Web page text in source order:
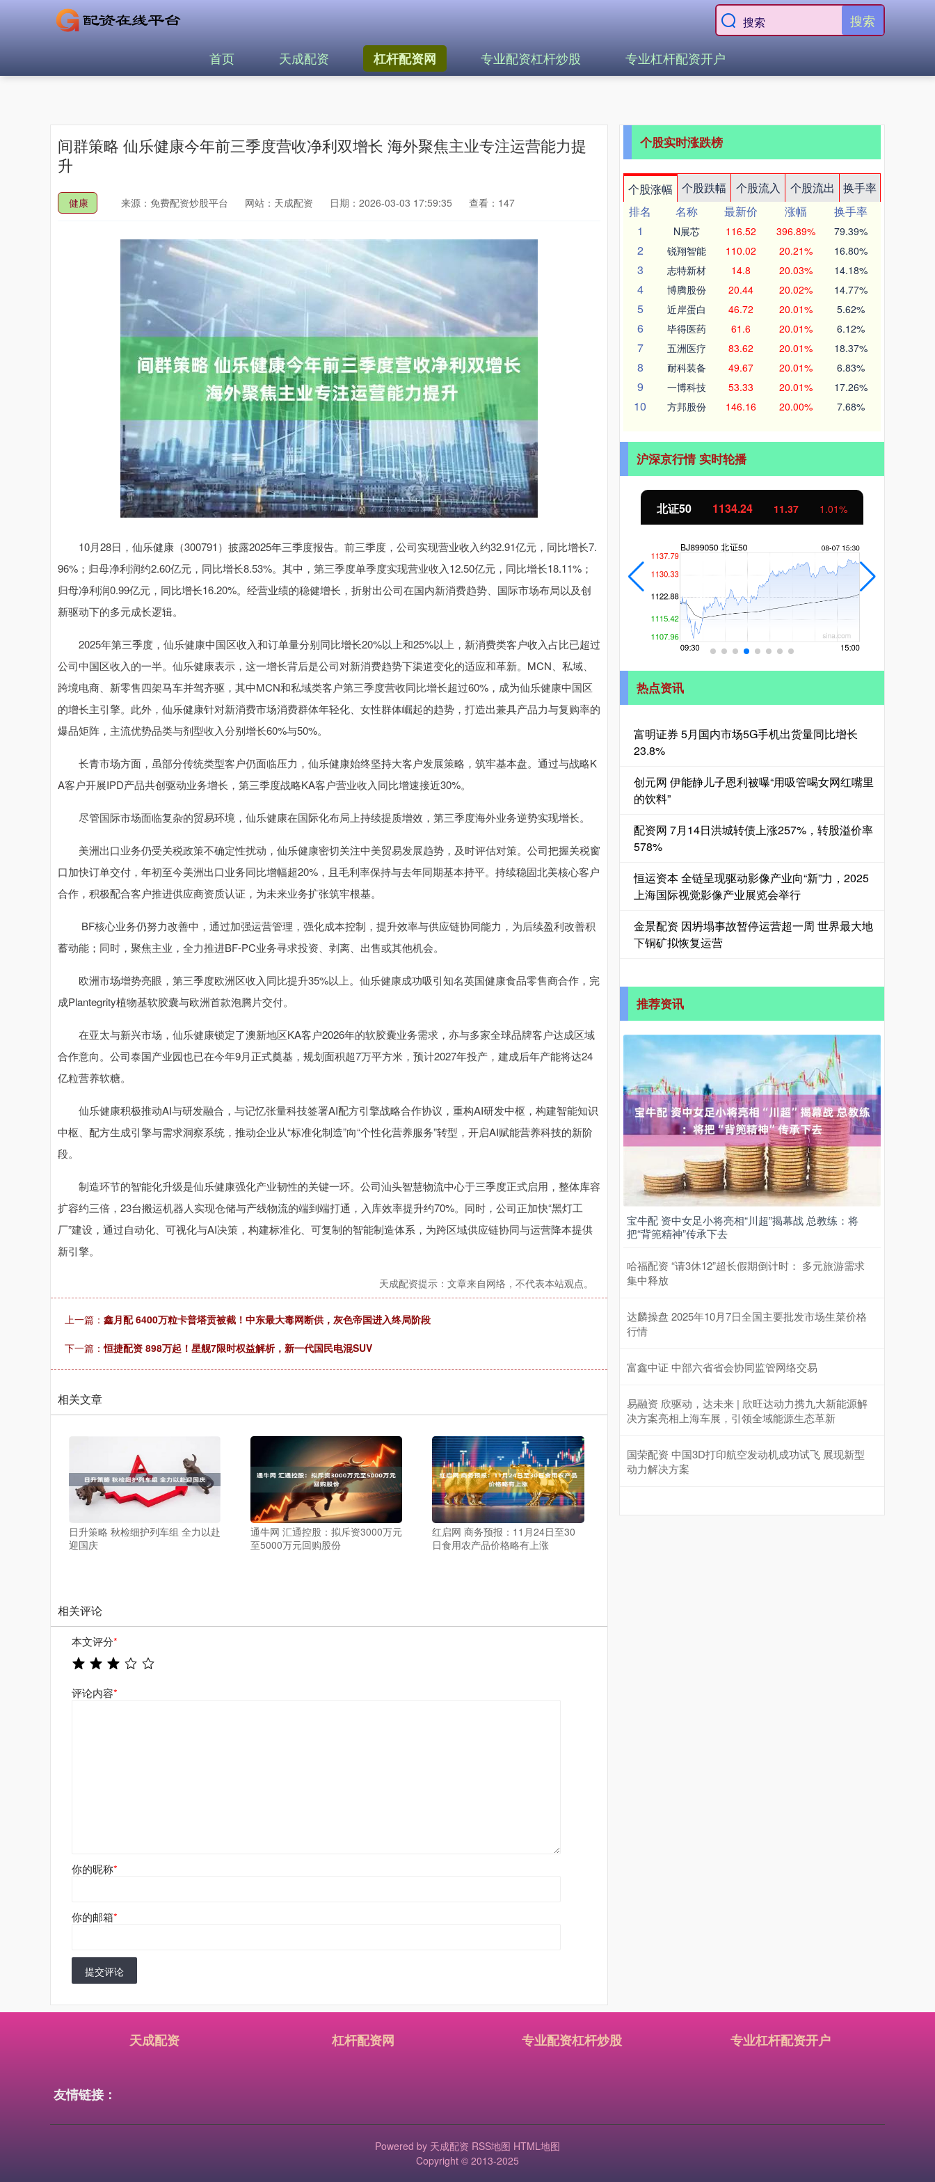
搜索
首页 天成配资 杠杆配资网 专业配资杠杆炒股 专业杠杆配资开户
间群策略 仙乐健康今年前三季度营收净利双增长 海外聚焦主业专注运营能力提
升
健康 来源：免费配资炒股平台 网站：天成配资 日期：2026-03-03 17:59:35 查看：147
10月28日，仙乐健康（300791）披露2025年三季度报告。前三季度，公司实现营业收入约32.91亿元，同比增长7.
96%；归母净利润约2.60亿元，同比增长8.53%。其中，第三季度单季度实现营业收入12.50亿元，同比增长18.11%；
归母净利润0.99亿元，同比增长16.20%。经营业绩的稳健增长，折射出公司在国内新消费趋势、国际市场布局以及创
新驱动下的多元成长逻辑。
2025年第三季度，仙乐健康中国区收入和订单量分别同比增长20%以上和25%以上，新消费类客户收入占比已超过
公司中国区收入的一半。仙乐健康表示，这一增长背后是公司对新消费趋势下渠道变化的适应和革新。MCN、私域、
跨境电商、新零售四架马车并驾齐驱，其中MCN和私域类客户第三季度营收同比增长超过60%，成为仙乐健康中国区
的增长主引擎。此外，仙乐健康针对新消费市场消费群体年轻化、女性群体崛起的趋势，打造出兼具产品力与复购率的
爆品矩阵，主流优势品类与剂型收入分别增长60%与50%。
长青市场方面，虽部分传统类型客户仍面临压力，仙乐健康始终坚持大客户发展策略，筑牢基本盘。通过与战略K
A客户开展IPD产品共创驱动业务增长，第三季度战略KA客户营业收入同比增速接近30%。
尽管国际市场面临复杂的贸易环境，仙乐健康在国际化布局上持续提质增效，第三季度海外业务逆势实现增长。
美洲出口业务仍受关税政策不确定性扰动，仙乐健康密切关注中美贸易发展趋势，及时评估对策。公司把握关税窗
口加快订单交付，年初至今美洲出口业务同比增幅超20%，且毛利率保持与去年同期基本持平。持续稳固北美核心客户
合作，积极配合客户推进供应商资质认证，为未来业务扩张筑牢根基。
BF核心业务仍努力改善中，通过加强运营管理，强化成本控制，提升效率与供应链协同能力，为后续盈利改善积
蓄动能；同时，聚焦主业，全力推进BF-PC业务寻求投资、剥离、出售或其他机会。
欧洲市场增势亮眼，第三季度欧洲区收入同比提升35%以上。仙乐健康成功吸引知名英国健康食品零售商合作，完
成Plantegrity植物基软胶囊与欧洲首款泡腾片交付。
在亚太与新兴市场，仙乐健康锁定了澳新地区KA客户2026年的软胶囊业务需求，亦与多家全球品牌客户达成区域
合作意向。公司泰国产业园也已在今年9月正式奠基，规划面积超7万平方米，预计2027年投产，建成后年产能将达24
亿粒营养软糖。
仙乐健康积极推动AI与研发融合，与记忆张量科技签署AI配方引擎战略合作协议，重构AI研发中枢，构建智能知识
中枢、配方生成引擎与需求洞察系统，推动企业从“标准化制造”向“个性化营养服务”转型，开启AI赋能营养科技的新阶
段。
制造环节的智能化升级是仙乐健康强化产业韧性的关键一环。公司汕头智慧物流中心于三季度正式启用，整体库容
扩容约三倍，23台搬运机器人实现仓储与产线物流的端到端打通，入库效率提升约70%。同时，公司正加快“黑灯工
厂”建设，通过自动化、可视化与AI决策，构建标准化、可复制的智能制造体系，为跨区域供应链协同与运营降本提供
新引擎。
天成配资提示：文章来自网络，不代表本站观点。
上一篇： 鑫月配 6400万粒卡普塔贡被截！中东最大毒网断供，灰色帝国进入终局阶段
下一篇：恒捷配资 898万起！星舰7限时权益解析，新一代国民电混SUV
相关文章
日升策略 秋检细护列车组 全力以赴
迎国庆
通牛网 汇通控股：拟斥资3000万元
至5000万元回购股份
红启网 商务预报：11月24日至30
日食用农产品价格略有上涨
相关评论
本文评分*
评论内容*
你的昵称*
你的邮箱*
提交评论
个股实时涨跌榜
个股涨幅 个股跌幅 个股流入 个股流出
换手率
排名
名称 最新价 涨幅
换手率
1
N展芯 116.52 396.89% 79.39%
2 锐翔智能 110.02 20.21% 16.80%
3 志特新材 14.8 20.03% 14.18%
4 博腾股份 20.44 20.02% 14.77%
5 近岸蛋白 46.72 20.01% 5.62%
6 毕得医药 61.6 20.01% 6.12%
7 五洲医疗 83.62 20.01% 18.37%
8 耐科装备 49.67 20.01% 6.83%
9 一博科技 53.33 20.01% 17.26%
10 方邦股份 146.16 20.00% 7.68%
沪深京行情 实时轮播
深证成指 14311.01 200.89 1.42% 沪深300 4694.44 43.13 北证50 1134.24 11.37 1.01%
热点资讯
富明证券 5月国内市场5G手机出货量同比增长
23.8%
创元网 伊能静儿子恩利被曝“用吸管喝女网红嘴里
的饮料”
配资网 7月14日洪城转债上涨257%，转股溢价率
578%
恒运资本 全链呈现驱动影像产业向“新”力，2025
上海国际视觉影像产业展览会举行
金景配资 因坍塌事故暂停运营超一周 世界最大地
下铜矿拟恢复运营
推荐资讯
宝牛配 资中女足小将亮相“川超”揭幕战 总教练：将
把“背篼精神”传承下去
哈福配资 “请3休12”超长假期倒计时： 多元旅游需求
集中释放
达麟操盘 2025年10月7日全国主要批发市场生菜价格
行情
富鑫中证 中部六省省会协同监管网络交易
易融资 欣驱动，达未来 | 欣旺达动力携九大新能源解
决方案亮相上海车展，引领全域能源生态革新
国荣配资 中国3D打印航空发动机成功试飞 展现新型
动力解决方案
天成配资 杠杆配资网 专业配资杠杆炒股 专业杠杆配资开户
友情链接：
Powered by 天成配资 RSS地图 HTML地图
Copyright © 2013-2025